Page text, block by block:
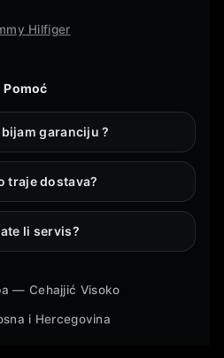
Hilfiger
Pomoć
garanciju ?
traje dostava?
li servis?
— Cehajjić Visoko
i Hercegovina